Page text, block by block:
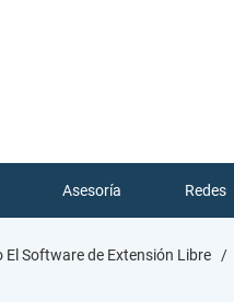
Asesoría Redes
Software de Extensión Libre